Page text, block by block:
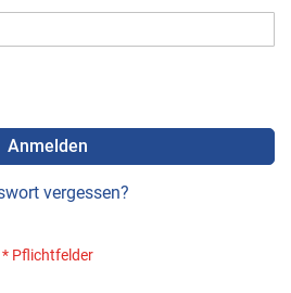
Anmelden
vergessen?